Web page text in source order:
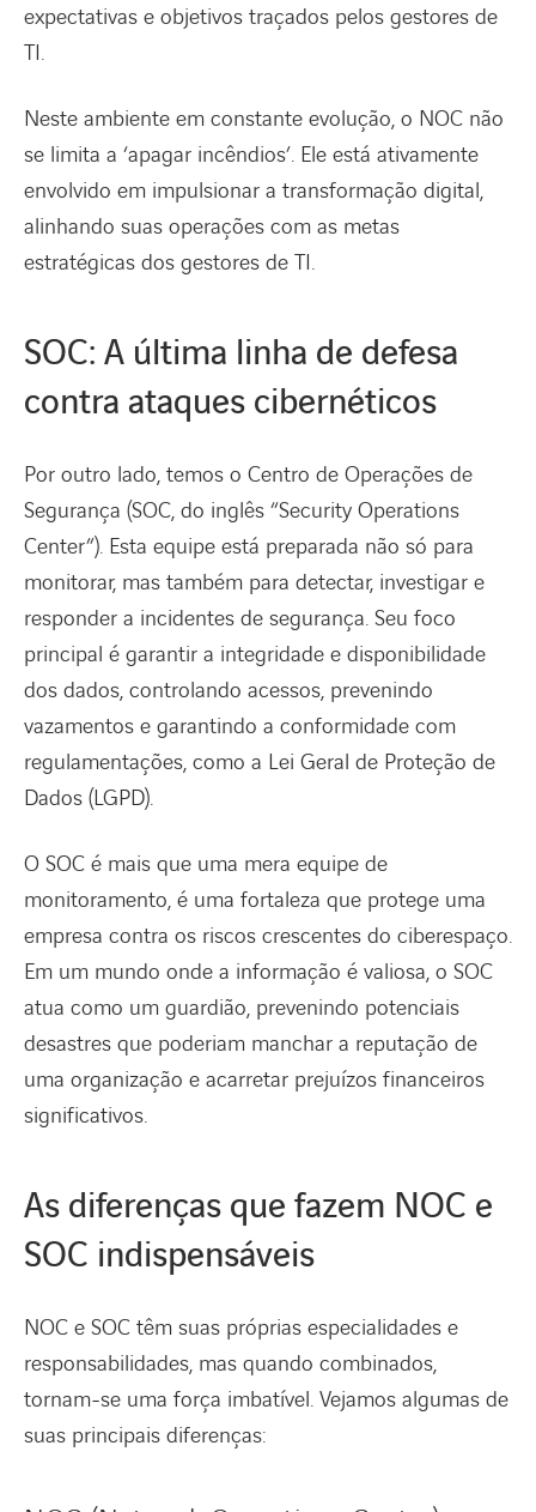
expectativas e objetivos traçados pelos gestores de
TI.
Neste ambiente em constante evolução, o NOC não
se limita a ‘apagar incêndios’. Ele está ativamente
envolvido em impulsionar a transformação digital,
alinhando suas operações com as metas
estratégicas dos gestores de TI.
SOC: A última linha de defesa
contra ataques cibernéticos
Por outro lado, temos o Centro de Operações de
Segurança (SOC, do inglês “Security Operations
Center”). Esta equipe está preparada não só para
monitorar, mas também para detectar, investigar e
responder a incidentes de segurança. Seu foco
principal é garantir a integridade e disponibilidade
dos dados, controlando acessos, prevenindo
vazamentos e garantindo a conformidade com
regulamentações, como a Lei Geral de Proteção de
Dados (LGPD).
O SOC é mais que uma mera equipe de
monitoramento, é uma fortaleza que protege uma
empresa contra os riscos crescentes do ciberespaço.
Em um mundo onde a informação é valiosa, o SOC
atua como um guardião, prevenindo potenciais
desastres que poderiam manchar a reputação de
uma organização e acarretar prejuízos financeiros
significativos.
As diferenças que fazem NOC e
SOC indispensáveis
NOC e SOC têm suas próprias especialidades e
responsabilidades, mas quando combinados,
tornam-se uma força imbatível. Vejamos algumas de
suas principais diferenças: